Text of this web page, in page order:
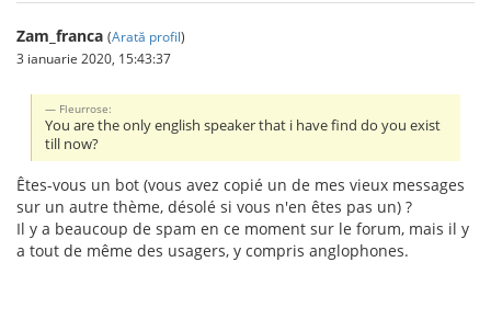
Zam_franca (Arată profil)
3 ianuarie 2020, 15:43:37
Fleurrose:
You are the only english speaker that i have find do you exist
till now?
Êtes-vous un bot (vous avez copié un de mes vieux messages
sur un autre thème, désolé si vous n'en êtes pas un) ?
Il y a beaucoup de spam en ce moment sur le forum, mais il y
a tout de même des usagers, y compris anglophones.